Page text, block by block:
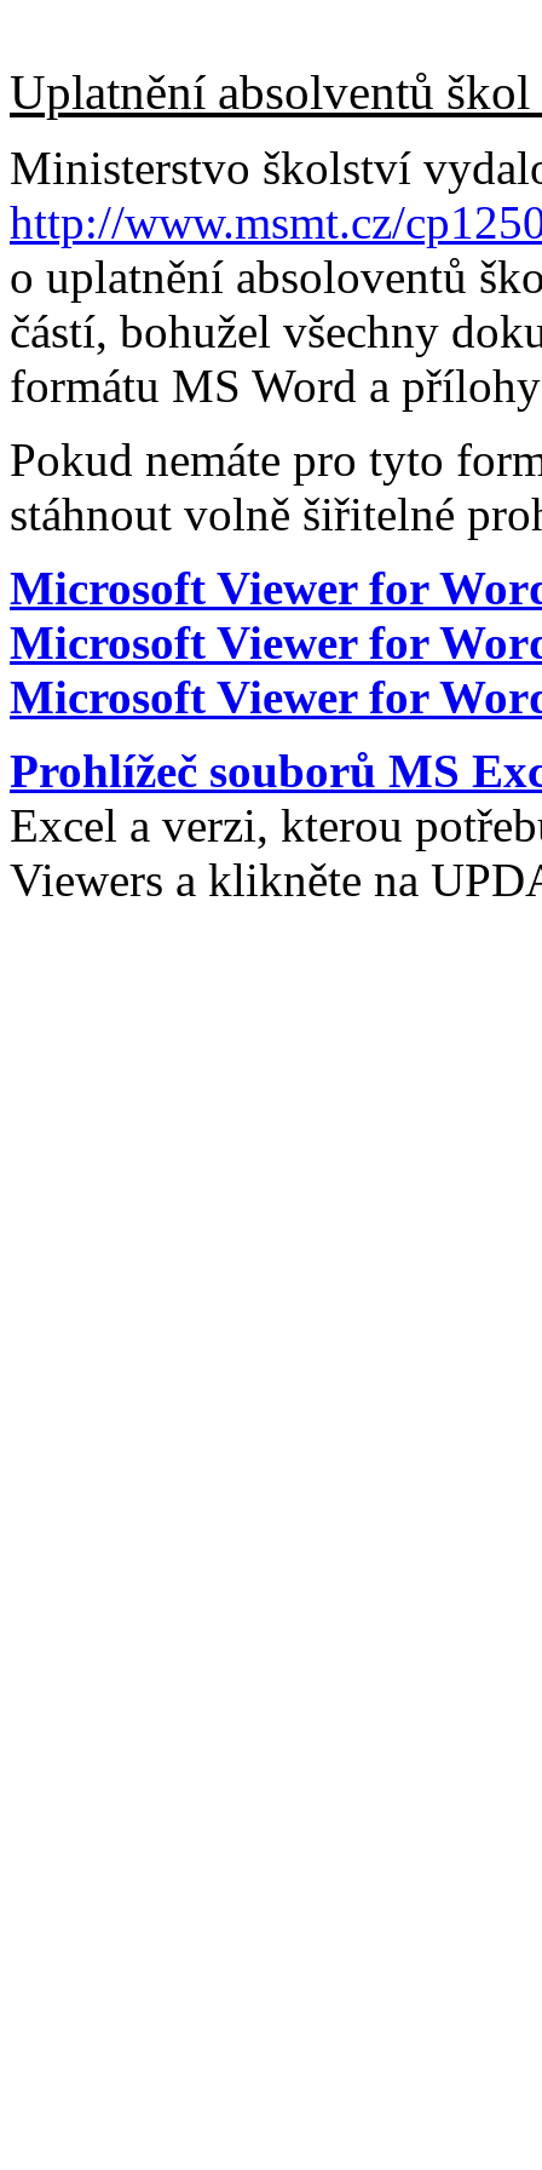
Uplatnění absolventů škol
Ministerstvo školství
http://www.msmt.cz/
o uplatnění absoloventů
částí, bohužel všechny
formátu MS Word a
Pokud nemáte pro tyto
stáhnout volně šiřitelné
Microsoft Viewer for
Microsoft Viewer for
Microsoft Viewer for
Prohlížeč souborů MS
Excel a verzi, kterou
Viewers a klikněte na